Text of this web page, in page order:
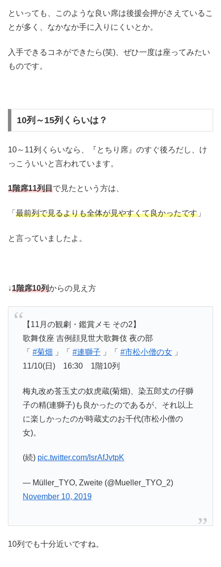
といっても、このような良い席は後援会押がさえているこ
とが多く、なかなか手に入りにくいとか。
入手できるコネができたら(笑)、ぜひ一度は座ってみたい
ものです。
10列～15列くらいは？
10～11列くらいなら、『とちり席』のすぐ後ろだし、け
っこういいと言われています。
1階席11列目で見たという方は、
「 最前列で見るよりも全体が見やすくて良かったです 」
と言っていましたよ。
↓1階席10列からの見え方
【11月の観劇・鑑賞メモ その2】
歌舞伎座 吉例顔見世大歌舞伎 夜の部
「 #菊畑 」「 #連獅子 」「 #市松小僧の女」
11/10(日) 16:30 1階10列
梅丸改め莟玉丈の奴虎蔵(菊畑)、染五郎丈の仔獅
子の精(連獅子)も良かったのであるが、それ以上
に楽しかったのが時蔵丈のお千代(市松小僧の
女)。
(続) pic.twitter.com/IsrAfJvtpK
— Müller_TYO, Zweite (@Mueller_TYO_2)
November 10, 2019
10列でも十分近いですね。